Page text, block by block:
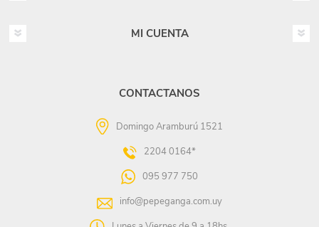
MI CUENTA
CONTACTANOS
Domingo Aramburú 1521
2204 0164*
095 977 750
info@pepeganga.com.uy